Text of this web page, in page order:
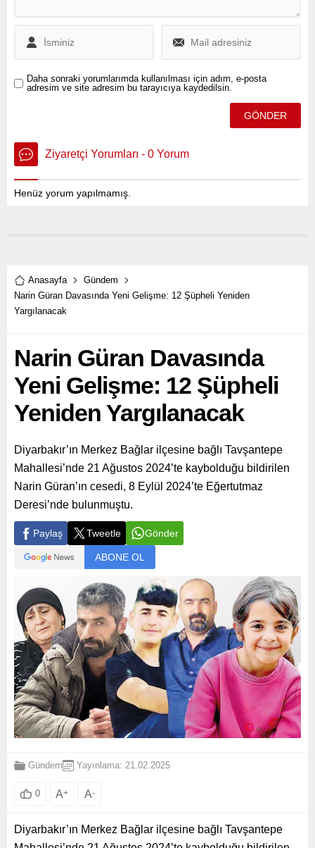
Daha sonraki yorumlarımda kullanılması için adım, e-posta
adresim ve site adresim bu tarayıcıya kaydedilsin.
Ziyaretçi Yorumları - 0 Yorum
Henüz yorum yapılmamış.
Anasayfa
Gündem
Narin Güran Davasında Yeni Gelişme: 12 Şüpheli Yeniden
Yargılanacak
Narin Güran Davasında
Yeni Gelişme: 12 Şüpheli
Yeniden Yargılanacak
Diyarbakır’ın Merkez Bağlar ilçesine bağlı Tavşantepe
Mahallesi’nde 21 Ağustos 2024’te kaybolduğu bildirilen
Narin Güran’ın cesedi, 8 Eylül 2024’te Eğertutmaz
Deresi’nde bulunmuştu.
Paylaş Tweetle Gönder
ABONE OL
Gündem Yayınlama: 21.02.2025
0 A+ A-
Diyarbakır’ın Merkez Bağlar ilçesine bağlı Tavşantepe